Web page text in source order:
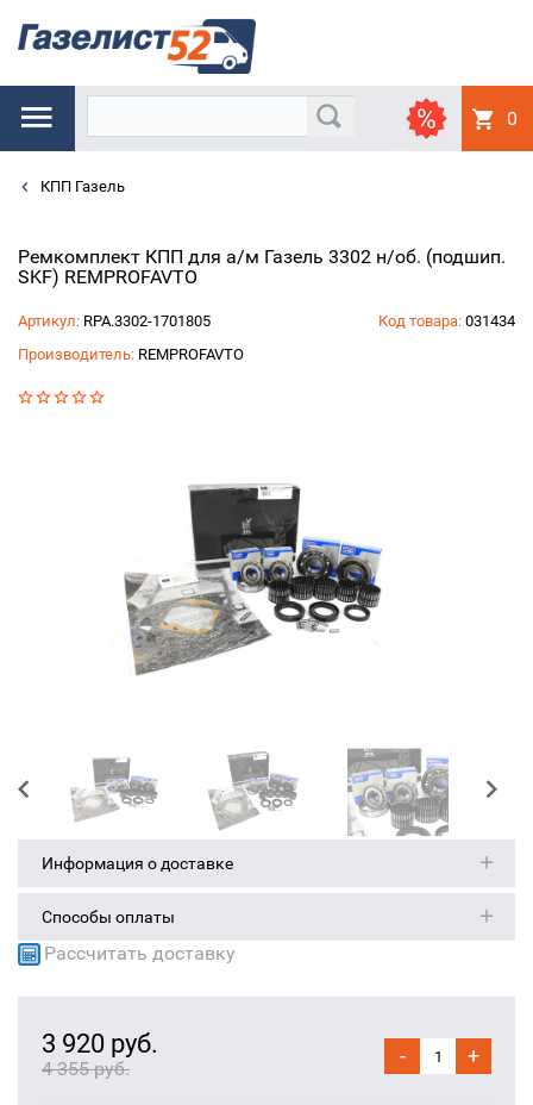
0
КПП Газель
Ремкомплект КПП для а/м Газель 3302 н/об. (подшип.
SKF) REMPROFAVTO
Артикул: RPA.3302-1701805 Код товара: 031434
Производитель: REMPROFAVTO
Информация о доставке
Способы оплаты
Рассчитать доставку
3 920 руб.
4 355 руб.
- +